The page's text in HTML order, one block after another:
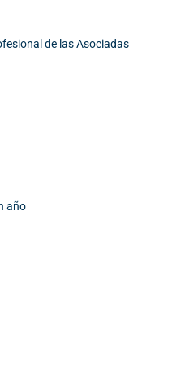
de las Asociadas
año